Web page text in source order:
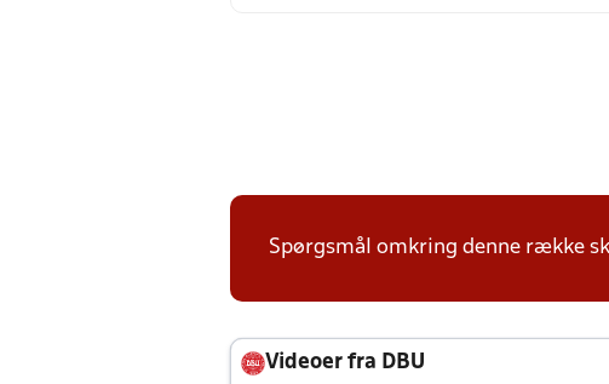
Spørgsmål omkring denne række
Videoer fra DBU